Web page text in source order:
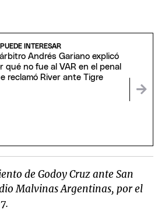
INTERESAR
Andrés Gariano explicó
qué no fue al VAR en el penal
reclamó River ante Tigre
de Godoy Cruz ante San
Malvinas Argentinas, por el